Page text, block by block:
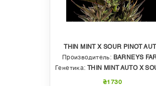
THIN MINT X SOUR PINOT
Производитель: BARNEYS
Генетика:
THIN MINT AUTO X SOUR PINOT
₴1730